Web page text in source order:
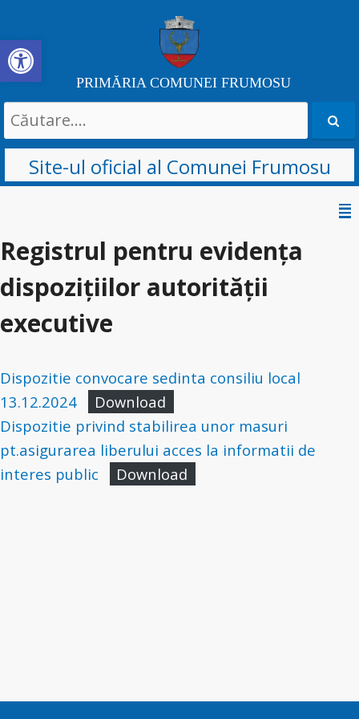
Deschide bara de unelte
PRIMĂRIA COMUNEI FRUMOSU
Search
for:
Site-ul oficial al Comunei Frumosu
conținut
Registrul pentru evidența
dispozițiilor autorității
executive
Dispozitie convocare sedinta consiliu local
13.12.2024
Download
Dispozitie privind stabilirea unor masuri
pt.asigurarea liberului acces la informatii de
interes public
Download